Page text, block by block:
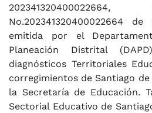
No.202341320400022664
emitida por el
Planeación Distrital
diagnósticos Territoriales
corregimientos de Santiago
la Secretaría de Educación.
Sectorial Educativo de